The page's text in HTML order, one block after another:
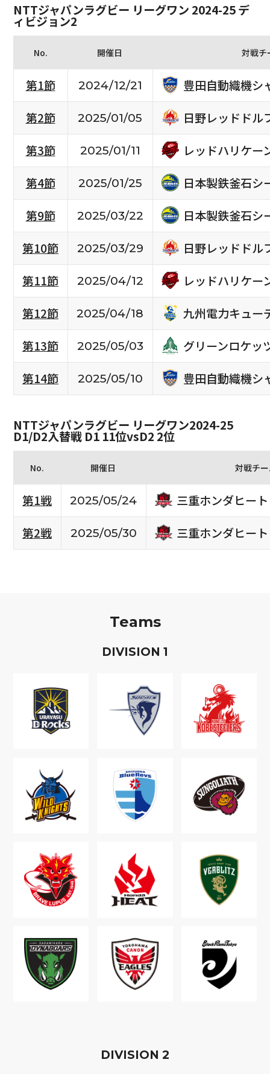
NTTジャパンラグビー リーグワン 2024-25 デ
ィビジョン2
No. 開催日 対戦チ
第1節 2024/12/21
豊田自動織機シ
第2節
2025/01/05
日野レッドドル
第3節
2025/01/11
レッドハリケー
第4節
2025/01/25
日本製鉄釜石シ
第9節
2025/03/22
日本製鉄釜石シ
第10節
2025/03/29
日野レッドドル
第11節
2025/04/12
レッドハリケー
第12節
2025/04/18
九州電力キュー
第13節
2025/05/03
グリーンロケッ
第14節
2025/05/10 豊田自動織機シ
NTTジャパンラグビー リーグワン2024-25
D1/D2入替戦 D1 11位vsD2 2位
No. 開催日 対戦チ
第1戦 2025/05/24
三重ホンダヒート
第2戦
2025/05/30 三重ホンダヒート
Teams
DIVISION 1
DIVISION 2